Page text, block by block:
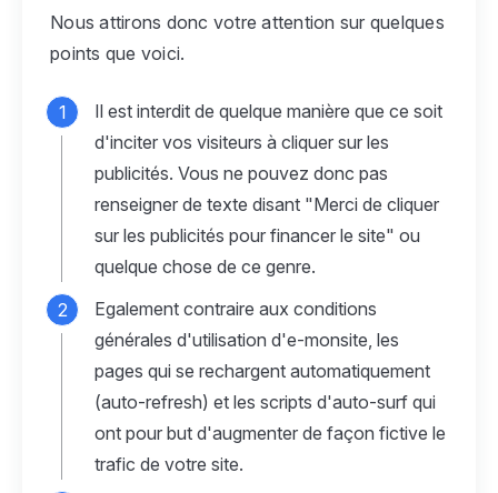
Nous attirons donc votre attention sur quelques
points que voici.
Il est interdit de quelque manière que ce soit
d'inciter vos visiteurs à cliquer sur les
publicités. Vous ne pouvez donc pas
renseigner de texte disant "Merci de cliquer
sur les publicités pour financer le site" ou
quelque chose de ce genre.
Egalement contraire aux conditions
générales d'utilisation d'e-monsite, les
pages qui se rechargent automatiquement
(auto-refresh) et les scripts d'auto-surf qui
ont pour but d'augmenter de façon fictive le
trafic de votre site.